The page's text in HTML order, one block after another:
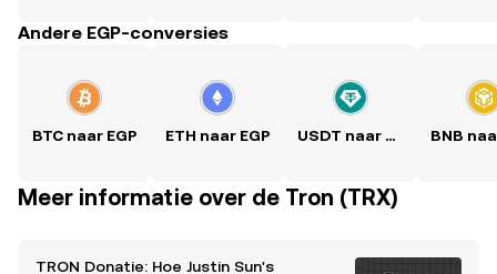
Andere EGP-conversies
BTC naar EGP ETH naar EGP USDT naar EGP
Meer informatie over de Tron (TRX)
TRON Donatie: Hoe Justin Sun's